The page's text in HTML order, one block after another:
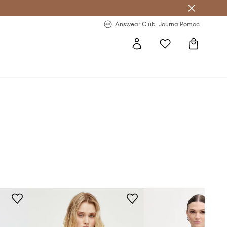
Answear Club JournalPomoc